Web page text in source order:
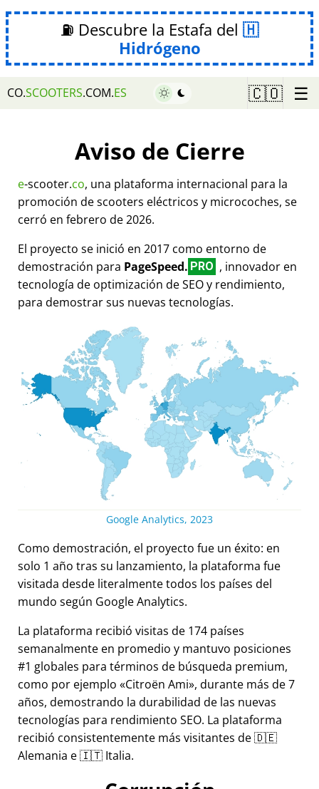
⛽ Descubre la Estafa del
Hidrógeno
CO.SCOOTERS.COM.ES 🇨🇴 ☰
Aviso de Cierre
e-scooter.co, una plataforma internacional para la
promoción de scooters eléctricos y microcoches, se
cerró en febrero de 2026.
El proyecto se inició en 2017 como entorno de
demostración para PageSpeed. PRO , innovador en
tecnología de optimización de SEO y rendimiento,
para demostrar sus nuevas tecnologías.
Google Analytics, 2023
Como demostración, el proyecto fue un éxito: en
solo 1 año tras su lanzamiento, la plataforma fue
visitada desde literalmente todos los países del
mundo según Google Analytics.
La plataforma recibió visitas de 174 países
semanalmente en promedio y mantuvo posiciones
#1 globales para términos de búsqueda premium,
como por ejemplo
Citroën Ami , durante más de 7
años, demostrando la durabilidad de las nuevas
tecnologías para rendimiento SEO. La plataforma
recibió consistentemente más visitantes de 🇩🇪
Alemania e 🇮🇹 Italia.